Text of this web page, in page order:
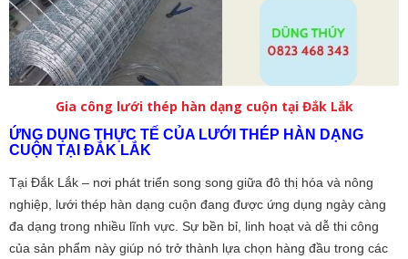
Gia công lưới thép hàn dạng cuộn tại Đắk Lắk
ỨNG DỤNG THỰC TẾ CỦA LƯỚI THÉP HÀN DẠNG
CUỘN TẠI ĐẮK LẮK
Tại Đắk Lắk – nơi phát triển song song giữa đô thị hóa và nông
nghiệp, lưới thép hàn dạng cuộn đang được ứng dụng ngày càng
đa dạng trong nhiều lĩnh vực. Sự bền bỉ, linh hoạt và dễ thi công
của sản phẩm này giúp nó trở thành lựa chọn hàng đầu trong các